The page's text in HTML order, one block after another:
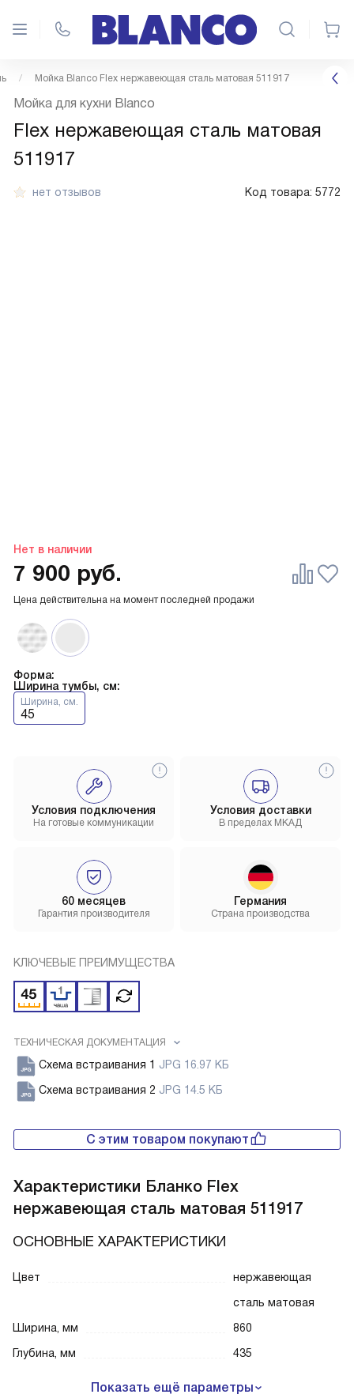
Мойка Blanco Flex нержавеющая сталь матовая 511917
нет отзывов Код товара: 5772
Нет в наличии
Мойка для кухни Blanco
Flex нержавеющая сталь матовая
511917
Форма:
Ширина тумбы, см:
Ширина, см.
45
Цена действительна на момент последней продажи
7 900 руб.
Условия доставки
В пределах МКАД
60 месяцев
Гарантия производителя
Условия подключения
На готовые коммуникации
Германия
Страна производства
КЛЮЧЕВЫЕ ПРЕИМУЩЕСТВА
ТЕХНИЧЕСКАЯ ДОКУМЕНТАЦИЯ
Схема встраивания 1 JPG 16.97 КБ
Схема встраивания 2 JPG 14.5 КБ
С этим товаром покупают
Характеристики Бланко Flex
нержавеющая сталь матовая 511917
ОСНОВНЫЕ ХАРАКТЕРИСТИКИ
Цвет
нержавеющая
сталь матовая
Ширина, мм
860
Глубина, мм
435
Показать ещё параметры